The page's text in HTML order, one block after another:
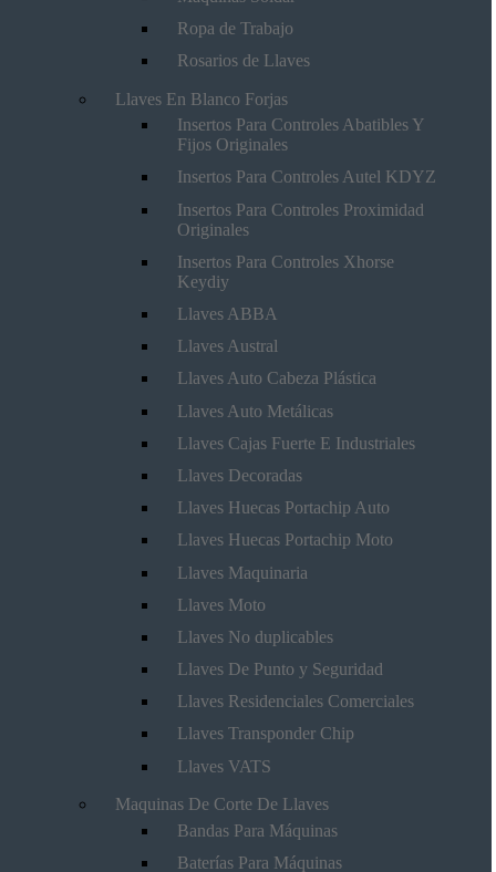
Ropa de Trabajo
Rosarios de Llaves
Llaves En Blanco Forjas
Insertos Para Controles Abatibles Y
Fijos Originales
Insertos Para Controles Autel KDYZ
Insertos Para Controles Proximidad
Originales
Insertos Para Controles Xhorse
Keydiy
Llaves ABBA
Llaves Austral
Llaves Auto Cabeza Plástica
Llaves Auto Metálicas
Llaves Cajas Fuerte E Industriales
Llaves Decoradas
Llaves Huecas Portachip Auto
Llaves Huecas Portachip Moto
Llaves Maquinaria
Llaves Moto
Llaves No duplicables
Llaves De Punto y Seguridad
Llaves Residenciales Comerciales
Llaves Transponder Chip
Llaves VATS
Maquinas De Corte De Llaves
Bandas Para Máquinas
Baterías Para Máquinas